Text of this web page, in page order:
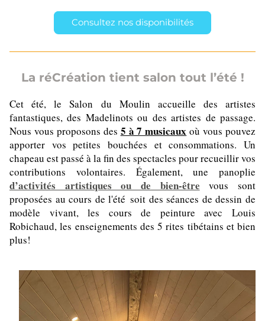
Consultez nos disponibilités
La réCréation tient salon tout l’été !
Cet été, le Salon du Moulin accueille des artistes
fantastiques, des Madelinots ou des artistes de passage.
Nous vous proposons des 5 à 7 musicaux où vous pouvez
apporter vos petites bouchées et consommations. Un
chapeau est passé à la fin des spectacles pour recueillir vos
d’activités artistiques ou de bien-être
vous sont
proposées au cours de l'été soit des séances de dessin de
modèle vivant, les cours de peinture avec Louis
Robichaud, les enseignements des 5 rites tibétains et bien
plus!